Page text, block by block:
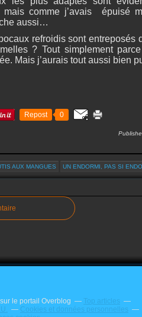
comme j’avais
épuisé
aussi…
refroidis sont entreposés
? Tout simplement
Mais j’aurais tout aussi bien
Repost 0
AUX MANGUES UN ENDORMI, PAS SI
sur le portail Overblog
Top articles
Cookies et données personnelles